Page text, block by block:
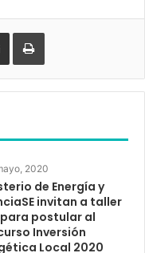
2020
de Energía y
invitan a taller
postular al
Inversión
Local 2020